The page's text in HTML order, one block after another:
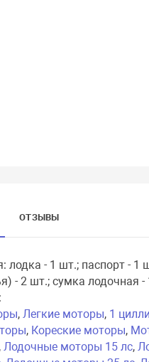
ОТЗЫВЫ
лодка - 1 шт.; паспорт - 1
- 2 шт.; сумка лодочная -
, Легкие моторы, 1
, Кореские моторы,
, Лодочные моторы 15 лс,